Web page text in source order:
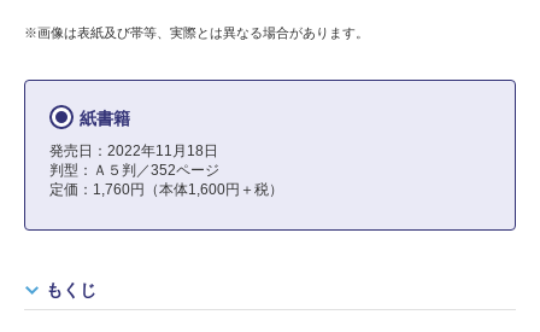
※画像は表紙及び帯等、実際とは異なる場合があります。
紙書籍
発売日：2022年11月18日
判型：Ａ５判／352ページ
定価：1,760円（本体1,600円＋税）
もくじ